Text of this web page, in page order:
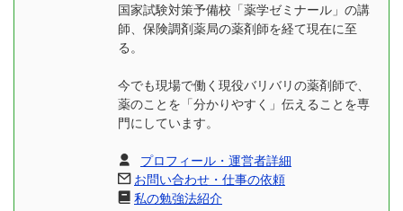
国家試験対策予備校「薬学ゼミナール」の講
師、保険調剤薬局の薬剤師を経て現在に至
る。
今でも現場で働く現役バリバリの薬剤師で、
薬のことを「分かりやすく」伝えることを専
門にしています。
プロフィール・運営者詳細
お問い合わせ・仕事の依頼
私の勉強法紹介